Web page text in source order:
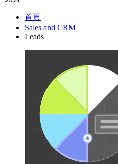
首頁
Sales and CRM
Leads